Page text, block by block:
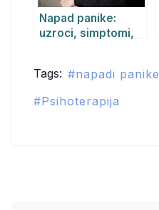
Napad panike:
uzroci, simptomi,
Tags: napadi panike
Psihoterapija